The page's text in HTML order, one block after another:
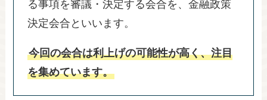
る事項を審議・決定する会合を、金融政策
決定会合といいます。
今回の会合は利上げの可能性が高く、注目
を集めています。